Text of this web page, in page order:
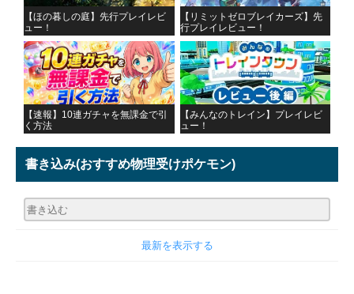
【ほの暮しの庭】先行プレイレビ
ュー！
【リミットゼロブレイカーズ】先
行プレイレビュー！
【速報】10連ガチャを無課金で引
く方法
【みんなのトレイン】プレイレビ
ュー！
書き込み(おすすめ物理受けポケモン)
最新を表示する